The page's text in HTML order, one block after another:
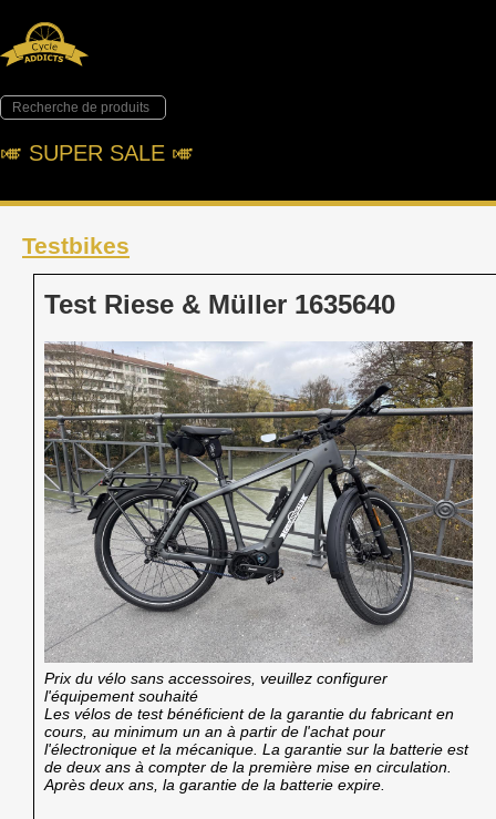
🎺︎ SUPER SALE 🎺︎
Testbikes
Test Riese & Müller 1635640
Prix du vélo sans accessoires, veuillez configurer
l'équipement souhaité
Les vélos de test bénéficient de la garantie du fabricant en
cours, au minimum un an à partir de l'achat pour
l'électronique et la mécanique. La garantie sur la batterie est
de deux ans à compter de la première mise en circulation.
Après deux ans, la garantie de la batterie expire.